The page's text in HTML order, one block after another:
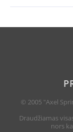
© 2005 "Axel
Draudžiamas
nors